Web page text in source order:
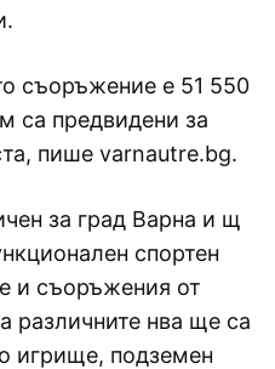
съоръжение е 51 550
са предвидени за
пише varnautre.bg.
за град Варна и щ
спортен
и съоръжения от
различните нва ще са
игрище, подземен